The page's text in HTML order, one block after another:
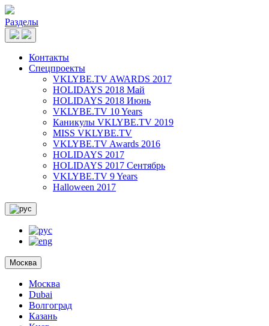
Разделы
Контакты
Спецпроекты
VKLYBE.TV AWARDS 2017
HOLIDAYS 2018 Май
HOLIDAYS 2018 Июнь
VKLYBE.TV 10 Years
Каникулы VKLYBE.TV 2019
MISS VKLYBE.TV
VKLYBE.TV Awards 2016
HOLIDAYS 2017
HOLIDAYS 2017 Сентябрь
VKLYBE.TV 9 Years
Halloween 2017
Москва
Москва
Dubai
Волгоград
Казань